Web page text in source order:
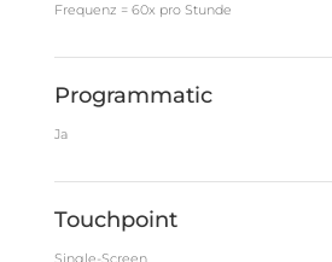
Frequenz = 60x pro Stunde
Programmatic
Ja
Touchpoint
Single-Screen